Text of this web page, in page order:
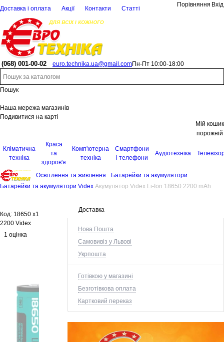
Доставка і оплата Акції Контакти Статті
Порівняння Вхід
(068) 001-00-02 euro.technika.ua@gmail.comПн-Пт 10:00-18:00
Пошук
Наша мережа магазинів
Подивитися на карті
Мій кошик
порожній
Кліматична
техніка
Краса
та
здоров'я
Комп'ютерна
техніка
Смартфони
і телефони
Аудіотехніка
Освітлення та живлення
Батарейки та акумулятори
Батарейки та акумулятори Videx Акумулятор Videx Li-Ion 18650 2200 mAh
Доставка
Нова Пошта
Самовивіз у Львові
Укрпошта
Готівкою у магазині
Безготівкова оплата
Картковий переказ
Код: 18650 x1
2200 Videx
1 оцінка